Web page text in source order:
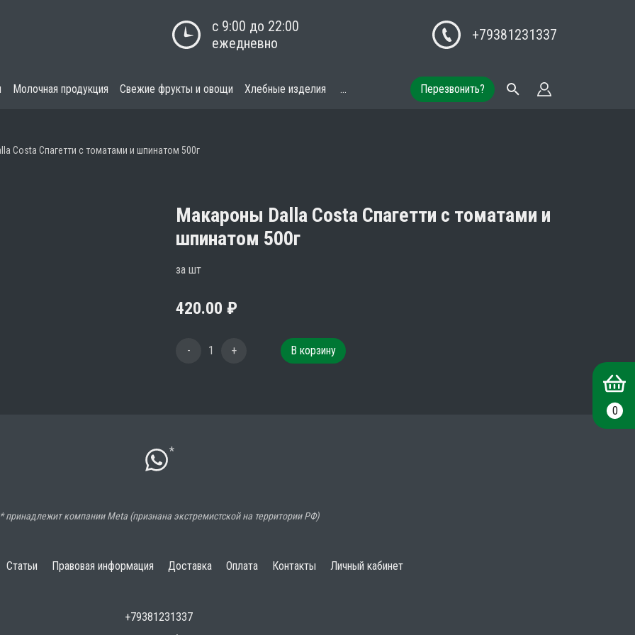
с 9:00 до 22:00
ежедневно
+79381231337
Молочная продукция Свежие фрукты и овощи Хлебные изделия ... Перезвонить?
Costa Спагетти с томатами и шпинатом 500г
Макароны Dalla Costa Спагетти с томатами и
шпинатом 500г
за шт
420.00 ₽
- 1 + В корзину
*
* принадлежит компании Meta (признана экстремистской на территории РФ)
Статьи Правовая информация Доставка Оплата Контакты Личный кабинет
+79381231337
0